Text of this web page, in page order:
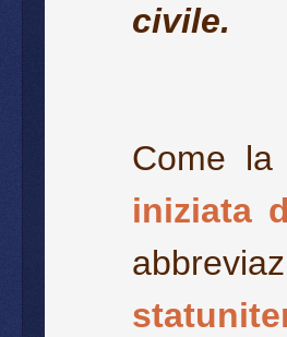
civile.
Come
iniziata